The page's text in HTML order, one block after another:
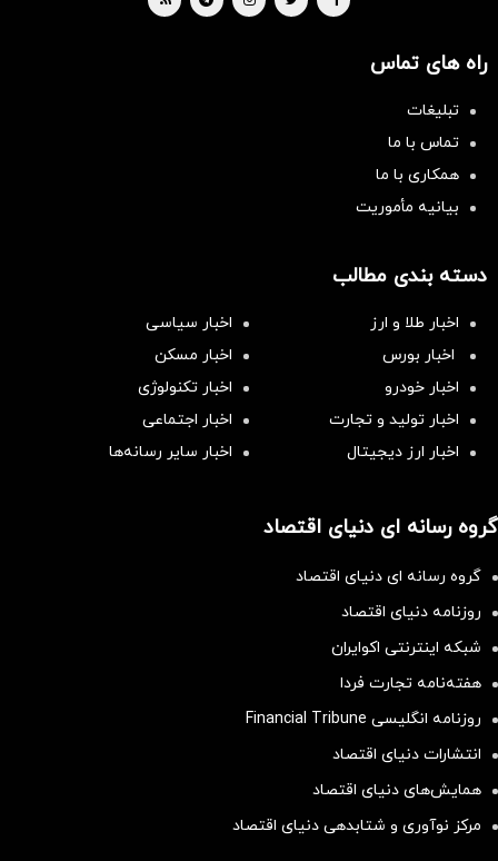
راه های تماس
تبلیغات
تماس با ما
همکاری با ما
بیانیه مأموریت
دسته بندی مطالب
اخبار طلا و ارز
اخبار سیاسی
اخبار بورس
اخبار مسکن
اخبار خودرو
اخبار تکنولوژی
اخبار تولید و تجارت
اخبار اجتماعی
اخبار ارز دیجیتال
اخبار سایر رسانه‌‌ها
گروه رسانه ای دنیای اقتصاد
گروه رسانه ای دنیای اقتصاد
روزنامه دنیای اقتصاد
شبکه اینترنتی اکوایران
هفته‌نامه تجارت فردا
روزنامه انگلیسی Financial Tribune
انتشارات دنیای اقتصاد
همایش‌های دنیای اقتصاد
مرکز نوآوری و شتابدهی دنیای اقتصاد